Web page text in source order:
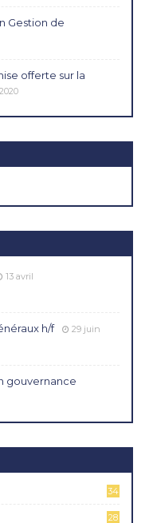
Gestion de
offerte sur la
13 avril
h/f 29 juin
gouvernance
34
28